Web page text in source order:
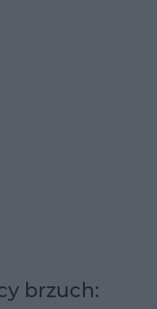
brzuch: